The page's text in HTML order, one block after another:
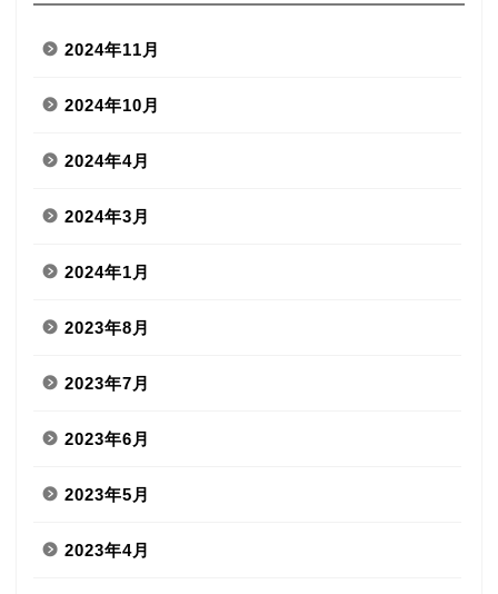
2024年11月
2024年10月
2024年4月
2024年3月
2024年1月
2023年8月
2023年7月
2023年6月
2023年5月
2023年4月